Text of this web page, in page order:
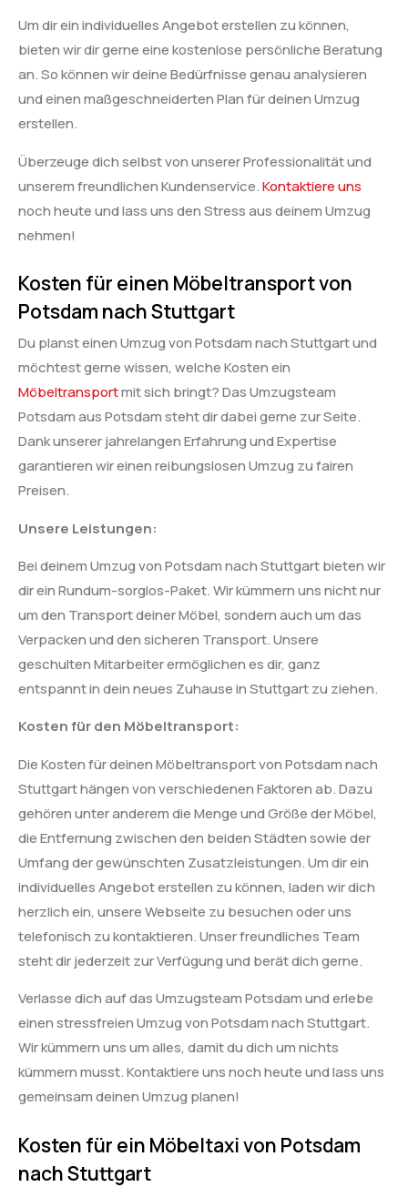
Um dir ein individuelles Angebot erstellen zu können,
bieten wir dir gerne eine kostenlose persönliche Beratung
an. So können wir deine Bedürfnisse genau analysieren
und einen maßgeschneiderten Plan für deinen Umzug
erstellen.
Überzeuge dich selbst von unserer Professionalität und
unserem freundlichen Kundenservice.Kontaktiere uns
noch heute und lass uns den Stress aus deinem Umzug
nehmen!
Kosten für einen Möbeltransport von
Potsdam nach Stuttgart
Du planst einen Umzug von Potsdam nach Stuttgart und
möchtest gerne wissen, welche Kosten ein
Möbeltransportmit sich bringt? Das Umzugsteam
Potsdam aus Potsdam steht dir dabei gerne zur Seite.
Dank unserer jahrelangen Erfahrung und Expertise
garantieren wir einen reibungslosen Umzug zu fairen
Preisen.
Unsere Leistungen:
Bei deinem Umzug von Potsdam nach Stuttgart bieten wir
dir ein Rundum-sorglos-Paket. Wir kümmern uns nicht nur
um den Transport deiner Möbel, sondern auch um das
Verpacken und den sicheren Transport. Unsere
geschulten Mitarbeiter ermöglichen es dir, ganz
entspannt in dein neues Zuhause in Stuttgart zu ziehen.
Kosten für den Möbeltransport:
Die Kosten für deinen Möbeltransport von Potsdam nach
Stuttgart hängen von verschiedenen Faktoren ab. Dazu
gehören unter anderem die Menge und Größe der Möbel,
die Entfernung zwischen den beiden Städten sowie der
Umfang der gewünschten Zusatzleistungen. Um dir ein
individuelles Angebot erstellen zu können, laden wir dich
herzlich ein, unsere Webseite zu besuchen oder uns
telefonisch zu kontaktieren. Unser freundliches Team
steht dir jederzeit zur Verfügung und berät dich gerne.
Verlasse dich auf das Umzugsteam Potsdam und erlebe
einen stressfreien Umzug von Potsdam nach Stuttgart.
Wir kümmern uns um alles, damit du dich um nichts
kümmern musst. Kontaktiere uns noch heute und lass uns
gemeinsam deinen Umzug planen!
Kosten für ein Möbeltaxi von Potsdam
nach Stuttgart